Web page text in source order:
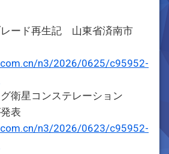
レード再生記 山東省済南市
n3/2026/0625/c95952-
衛星コンステレーション
表
n3/2026/0623/c95952-